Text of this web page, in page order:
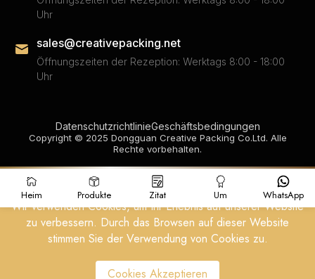
Uhr
sales@creativepacking.net
Öffnungszeiten der Rezeption: Werktags 8:00 - 18:00
Uhr
Copyright © 2025 Dongguan Creative Packing Co.Ltd. Alle
Rechte vorbehalten.
DatenschutzrichtlinieGeschäftsbedingungen
Heim Produkte Zitat Um WhatsApp
Wir verwenden Cookies, um Ihr Erlebnis auf unserer Website
zu verbessern. Durch das Browsen auf dieser Website
stimmen Sie der Verwendung von Cookies zu.
Cookies Akzeptieren